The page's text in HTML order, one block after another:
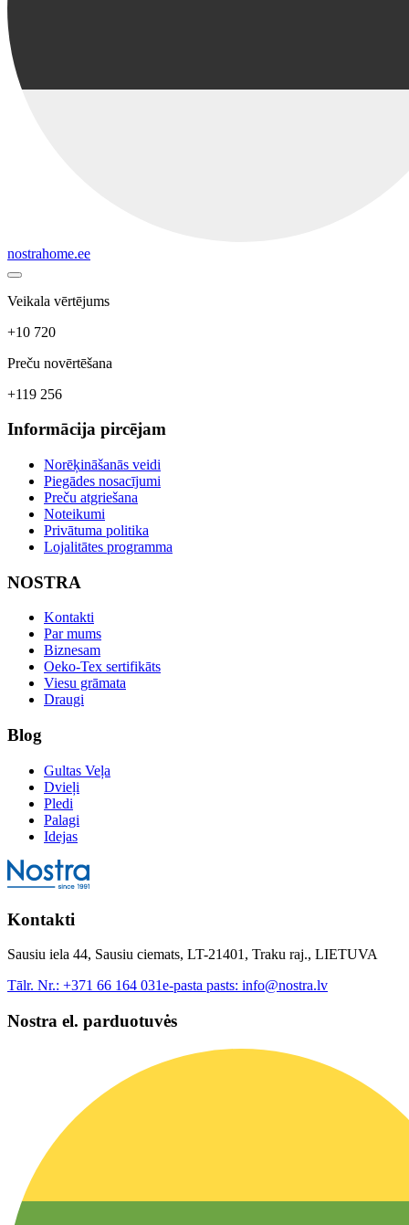
nostrahome.ee
Veikala vērtējums
+10 720
Preču novērtēšana
+119 256
Informācija pircējam
Norēķināšanās veidi
Piegādes nosacījumi
Preču atgriešana
Noteikumi
Privātuma politika
Lojalitātes programma
NOSTRA
Kontakti
Par mums
Biznesam
Oeko-Tex sertifikāts
Viesu grāmata
Draugi
Blog
Gultas Veļa
Dvieļi
Pledi
Palagi
Idejas
Kontakti
Sausiu iela 44, Sausiu ciemats, LT-21401, Traku raj., LIETUVA
Tālr. Nr.: +371 66 164 031e-pasta pasts: info@nostra.lv
Nostra el. parduotuvės